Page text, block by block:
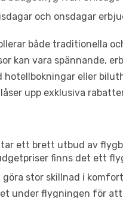
och onsdagar
både traditionella
kan vara spännande,
hotellbokningar eller
låser upp exklusiva
ett brett utbud av
finns det ett
göra stor skillnad i
under flygningen för